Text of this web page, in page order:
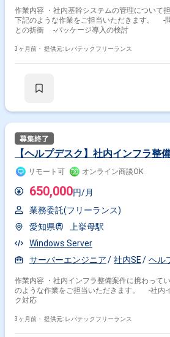
作業内容 ・社内基幹システムの管理について
下記のような作業をご担当いただきます。 ‐
との折衝 ‐パッケージ導入の検討
3ヶ月前・ 提供元: レバテックフリーランス
【ヘルプデスク】社内インフラ整
リモート可 オンライン商談OK
650,000円/月
業務委託(フリーランス)
愛知県
上挙母駅
Windows Server
サーバーエンジニア
社内SE ヘル
作業内容 ・社内インフラ整備案件に携わって
のような作業をご担当いただきます。 ‐社内
ク対応
3ヶ月前・ 提供元: レバテックフリーランス